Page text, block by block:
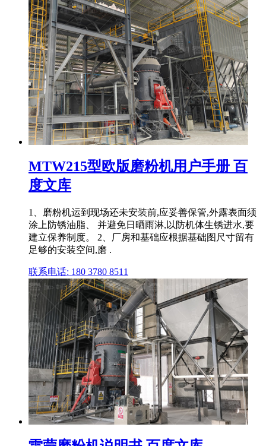
MTW215型欧版磨粉机用户手册 百
度文库
1、磨粉机运到现场还未安装前,应妥善保管,外露表面须
涂上防锈油脂、 并避免日晒雨淋,以防机体生锈进水,要
建立保养制度。 2、厂房和基础应根据基础图尺寸留有
足够的安装空间,磨 .
联系电话: 180 3780 8511